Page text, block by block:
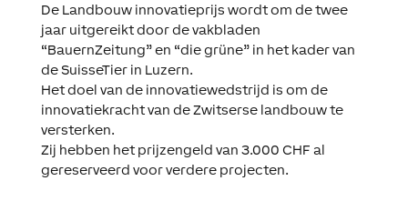
De Landbouw innovatieprijs wordt om de twee
jaar uitgereikt door de vakbladen
“BauernZeitung” en “die grüne” in het kader van
de SuisseTier in Luzern.
Het doel van de innovatiewedstrijd is om de
innovatiekracht van de Zwitserse landbouw te
versterken.
Zij hebben het prijzengeld van 3.000 CHF al
gereserveerd voor verdere projecten.